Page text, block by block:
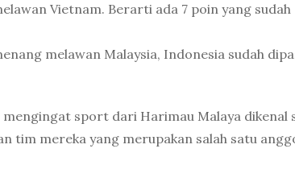
Vietnam. Berarti ada 7 poin yang sudah
melawan Malaysia, Indonesia sudah
sport dari Harimau Malaya dikenal
tim mereka yang merupakan salah satu